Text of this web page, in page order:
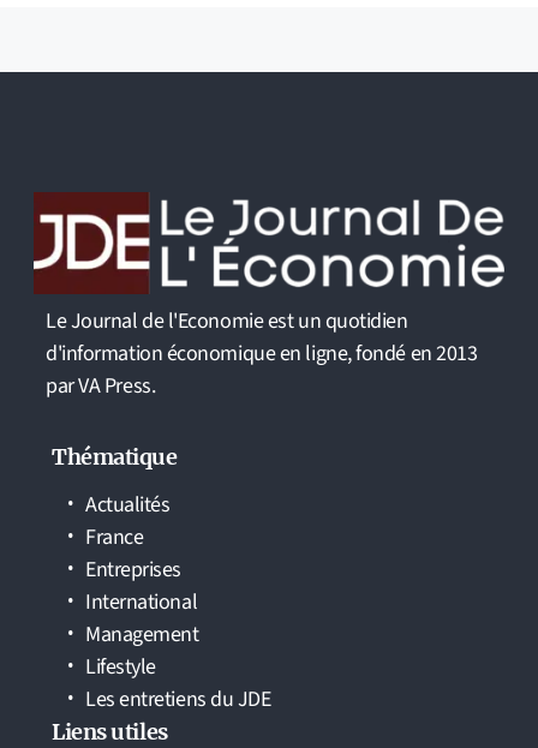
Le Journal de l'Economie est un quotidien
d'information économique en ligne, fondé en 2013
par VA Press.
Thématique
Actualités
France
Entreprises
International
Management
Lifestyle
Les entretiens du JDE
Liens utiles